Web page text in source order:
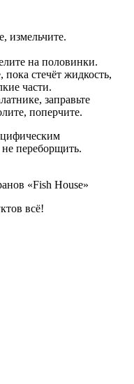
измельчите.
на половинки.
стечёт жидкость,
части.
заправьте
поперчите.
не переборщить.
«Fish House»
всё!